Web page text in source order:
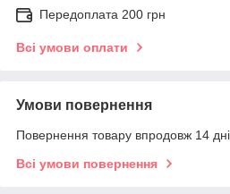
Передоплата 200 грн
Всі умови оплати
Умови повернення
Повернення товару впродовж 14
Всі умови повернення